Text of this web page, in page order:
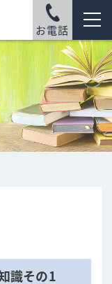
お電話
識その1